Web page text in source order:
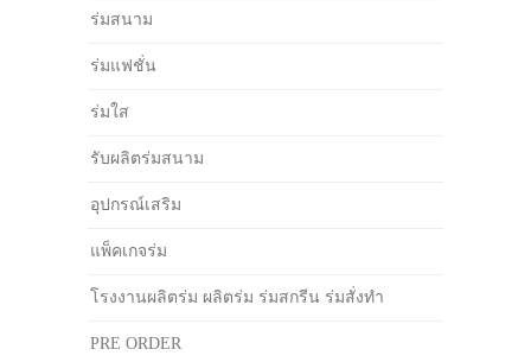
ร่มสนาม
ร่มแฟชั่น
ร่มใส
รับผลิตร่มสนาม
อุปกรณ์เสริม
แพ็คเกจร่ม
โรงงานผลิตร่ม ผลิตร่ม ร่มสกรีน ร่มสั่งทำ
PRE ORDER